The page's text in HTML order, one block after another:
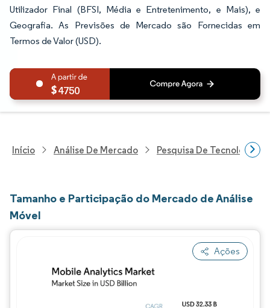
Utilizador Final (BFSI, Média e Entretenimento, e Mais), e
Geografia. As Previsões de Mercado são Fornecidas em
Termos de Valor (USD).
4750
Início Análise De Mercado Pesquisa De Tecnologia,
Tamanho e Participação do Mercado de Análise
Móvel
Ações